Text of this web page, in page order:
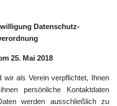
Datenschutz-
25. Mai 2018
als Verein verpflichtet, Ihnen
persönliche Kontaktdaten
werden ausschließlich zu